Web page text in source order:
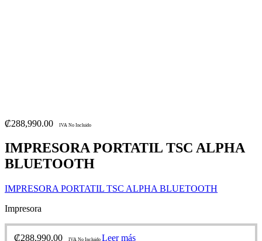
₡288,990.00 IVA No Incluido
IMPRESORA PORTATIL TSC ALPHA
BLUETOOTH
IMPRESORA PORTATIL TSC ALPHA BLUETOOTH
Impresora
₡288,990.00 IVA No Incluido Leer más